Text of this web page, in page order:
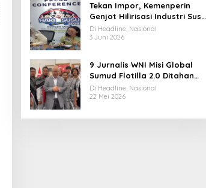
Tekan Impor, Kemenperin
Genjot Hilirisasi Industri Susu
Lewat Momen Hari Susu
Nusantara 2026
Di Headline, Nasional
3 Juni 2026
9 Jurnalis WNI Misi Global
Sumud Flotilla 2.0 Ditahan
Militer Israel, Kini Dibebaskan
dan Dievakuasi ke Istanbul
Di Headline, Nasional
22 Mei 2026